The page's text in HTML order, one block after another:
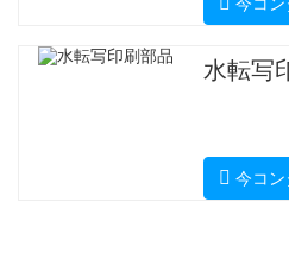
水転写
今コ